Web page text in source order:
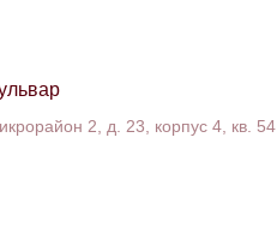
2, д. 23, корпус 4, кв. 54